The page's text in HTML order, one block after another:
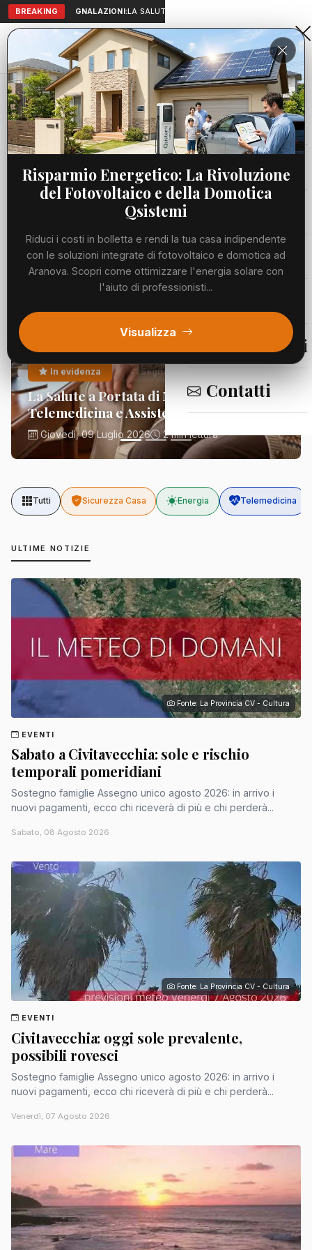
BREAKING SEGNALAZIONI:LA SALUTE A PORTATA DI MANO:
Aranova • NET
PORTALE UTILE AL TERRITORIO
Home
Cronaca
Viabilità
Meteo
Segnalazioni
Contatti
Risparmio Energetico: La Rivoluzione
del Fotovoltaico e della Domotica
Qsistemi
Riduci i costi in bolletta e rendi la tua casa indipendente
con le soluzioni integrate di fotovoltaico e domotica ad
Aranova. Scopri come ottimizzare l'energia solare con
l'aiuto di professionisti...
Visualizza
In evidenza Segnalazioni
La Salute a Portata di Mano:
Telemedicina e Assistenza Domiciliare
Giovedì, 09 Luglio 2026 2 min lettura
Tutti Sicurezza Casa Energia Telemedicina
ULTIME NOTIZIE
Fonte: La Provincia CV - Cultura
EVENTI
Sabato a Civitavecchia: sole e rischio
temporali pomeridiani
Sostegno famiglie Assegno unico agosto 2026: in arrivo i
nuovi pagamenti, ecco chi riceverà di più e chi perderà...
Sabato, 08 Agosto 2026
Fonte: La Provincia CV - Cultura
EVENTI
Civitavecchia: oggi sole prevalente,
possibili rovesci
Sostegno famiglie Assegno unico agosto 2026: in arrivo i
nuovi pagamenti, ecco chi riceverà di più e chi perderà...
Venerdì, 07 Agosto 2026